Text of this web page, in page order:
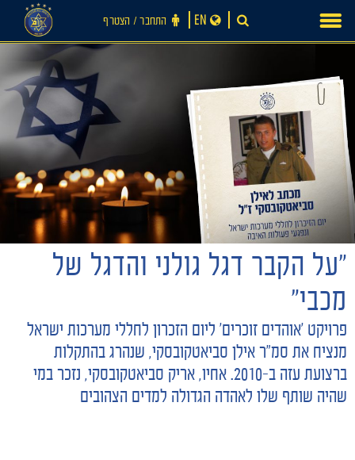
חדשות
content
התחבר ‪/‬ הצטרף EN
"על הקבר דגל גולני והדגל של
מכבי"
פרויקט 'אוהדים זוכרים' ליום הזכרון לחללי מערכות ישראל
מנציח את סמ"ר אילן סביאטקובסקי, שנהרג בהתקלות
ברצועת עזה ב-2010. אחיו, אריק סביאטקובסקי, נזכר במי
שהיה שותף שלו לאהדה הגדולה למדים הצהובים